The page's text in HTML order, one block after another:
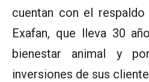
cuentan con el
Exafan, que lleva 30
bienestar animal y
inversiones de sus